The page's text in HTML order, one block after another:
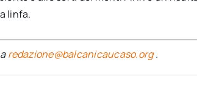
linfa.
redazione@balcanicaucaso.org.